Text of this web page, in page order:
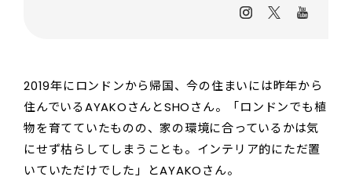
2019年にロンドンから帰国、今の住まいには昨年から
住んでいるAYAKOさんとSHOさん。「ロンドンでも植
物を育てていたものの、家の環境に合っているかは気
にせず枯らしてしまうことも。インテリア的にただ置
いていただけでした」とAYAKOさん。